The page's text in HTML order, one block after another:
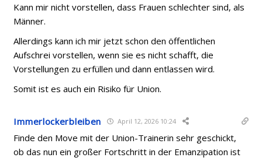
Kann mir nicht vorstellen, dass Frauen schlechter sind, als
Männer.
Allerdings kann ich mir jetzt schon den öffentlichen
Aufschrei vorstellen, wenn sie es nicht schafft, die
Vorstellungen zu erfüllen und dann entlassen wird.
Somit ist es auch ein Risiko für Union.
Immerlockerbleiben April 12, 2026 10:24
Finde den Move mit der Union-Trainerin sehr geschickt,
ob das nun ein großer Fortschritt in der Emanzipation ist